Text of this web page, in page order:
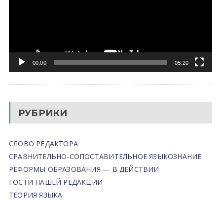
00:00 05:20
РУБРИКИ
СЛОВО РЕДАКТОРА
СРАВНИТЕЛЬНО-СОПОСТАВИТЕЛЬНОЕ ЯЗЫКОЗНАНИЕ
РЕФОРМЫ ОБРАЗОВАНИЯ — В ДЕЙСТВИИ
ГОСТИ НАШЕЙ РЕДАКЦИИ
ТЕОРИЯ ЯЗЫКА